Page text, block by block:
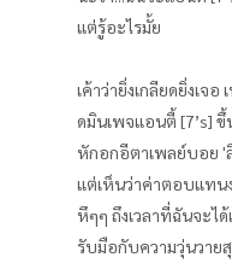
แต่รู้อะไรมั้ย
เค้าว่ายิ่งเกลียดยิ่งเจ
ดมินเพจแอนตี้ [7’s]
หักอกอีตาเพลย์บอย '
แต่เห็นว่าค่าตอบแทน
หึๆๆ ถึงเวลาที่ฉันจะไ
รับมือกับความวุ่นวาย